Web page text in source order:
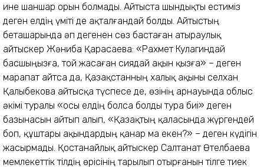
ине шаншар орын болмады. Айтыста шындықты естиміз
деген елдің үміті де ақталғандай болды. Айтыстың
беташарында әп дегенен сөз бастаған атыраулық
айтыскер Жәниба Қарасаева: «Рахмет Кулагиндай
басшыңызға, той жасаған Әсиядай ақын қызға» – деген
марапат айтса да, Қазақстанның халық ақыны Әселхан
Қалыбекова айтысқа түспесе де, өзінің арнауында облыс
әкімі туралы «осы елдің болса болды тура биі» деген
базынасын айтып алып, «Қазақтың қаласында жүргендей
боп, құштары ақындардың қанар ма екен?» – деген күдігін
жасырмады. Қостанайлық айтыскер Салтанат Өтелбаева
мемлекеттік тілдің өрісінің тарылып отырғанын тілге тиек